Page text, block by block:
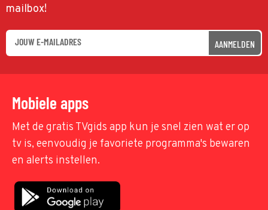
mailbox!
AANMELDEN
Mobiele apps
Met de gratis TVgids app kun je snel zien wat er op
tv is, eenvoudig je favoriete programma's bewaren
en alerts instellen.